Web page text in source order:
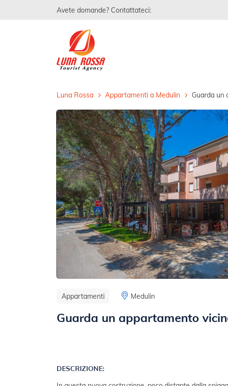
Avete domande? Contattateci:
Luna Rossa Appartamenti a Medulin Guarda un
Appartamenti Medulin
Guarda un appartamento
DESCRIZIONE: